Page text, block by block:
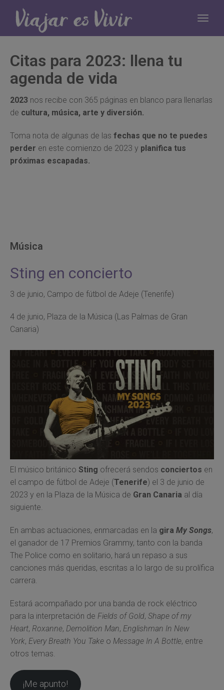
Citas para 2023: llena tu
agenda de vida
2023 nos recibe con 365 páginas en blanco para llenarlas
de cultura, música, arte y diversión.
Toma nota de algunas de las fechas que no te puedes
perder en este comienzo de 2023 y planifica tus
próximas escapadas.
Música
Sting en concierto
3 de junio, Campo de fútbol de Adeje (Tenerife)
4 de junio, Plaza de la Música (Las Palmas de Gran
Canaria)
El músico británico Sting ofrecerá sendos conciertos en
el campo de fútbol de Adeje (Tenerife) el 3 de junio de
2023 y en la Plaza de la Música de Gran Canaria al día
siguiente.
En ambas actuaciones, enmarcadas en la gira My Songs,
el ganador de 17 Premios Grammy, tanto con la banda
The Police como en solitario, hará un repaso a sus
canciones más queridas, escritas a lo largo de su prolífica
carrera.
Estará acompañado por una banda de rock eléctrico
para la interpretación de Fields of Gold, Shape of my
Heart, Roxanne, Demolition Man, Englishman In New
York, Every Breath You Take o Message In A Bottle, entre
otros temas.
¡Me apunto!